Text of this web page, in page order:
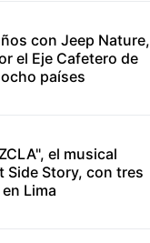
con Jeep Nature,
el Eje Cafetero de
países
el musical
Side Story, con tres
Lima